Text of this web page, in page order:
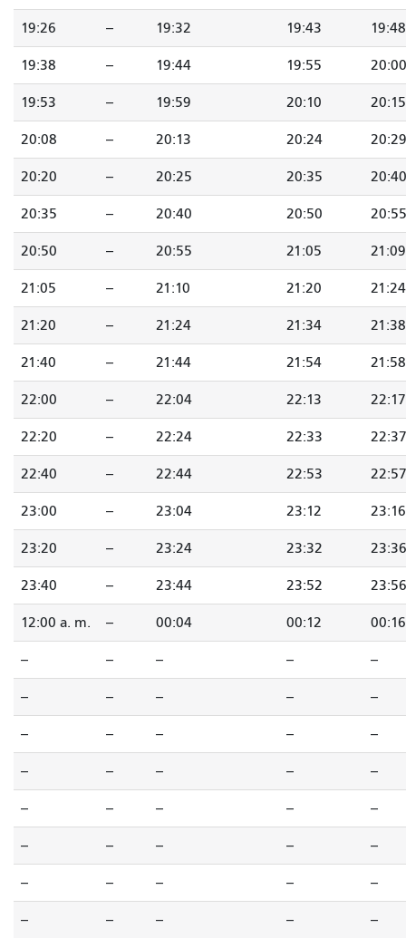
19:26 -- 19:32 19:43 19:48
19:38 -- 19:44 19:55 20:00
19:53 -- 19:59 20:10 20:15
20:08 -- 20:13 20:24 20:29
20:20 -- 20:25 20:35 20:40
20:35 -- 20:40 20:50 20:55
20:50 -- 20:55 21:05 21:09
21:05 -- 21:10 21:20 21:24
21:20 -- 21:24 21:34 21:38
21:40 -- 21:44 21:54 21:58
22:00 -- 22:04 22:13 22:17
22:20 -- 22:24 22:33 22:37
22:40 -- 22:44 22:53 22:57
23:00 -- 23:04 23:12 23:16
23:20 -- 23:24 23:32 23:36
23:40 -- 23:44 23:52 23:56
12:00 a. m. -- 00:04 00:12 00:16
-- -- -- -- --
-- -- -- -- --
-- -- -- -- --
-- -- -- -- --
-- -- -- -- --
-- -- -- -- --
-- -- -- -- --
-- -- -- -- --